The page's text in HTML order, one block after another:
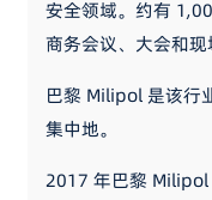
安全领域。约有
商务会议、大会和现
巴黎 Milipol 是该行
集中地。
2017 年巴黎 Milipol